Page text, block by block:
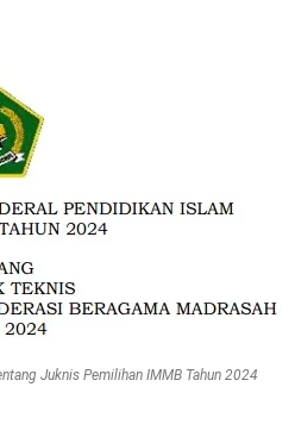
Juknis Pemilihan IMMB Tahun 2024